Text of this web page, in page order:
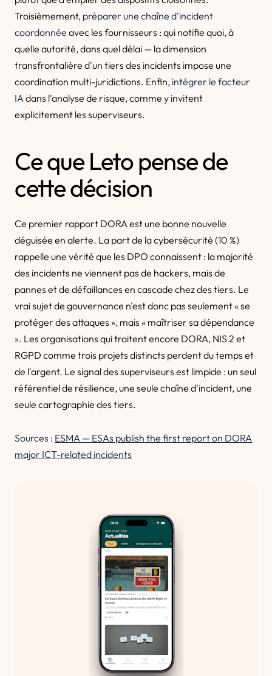
Troisièmement, préparer une chaîne d'incident
coordonnée avec les fournisseurs : qui notifie quoi, à
quelle autorité, dans quel délai — la dimension
transfrontalière d'un tiers des incidents impose une
coordination multi-juridictions. Enfin, intégrer le facteur
IAdans l'analyse de risque, comme y invitent
explicitement les superviseurs.
Ce que Leto pense de
cette décision
Ce premier rapport DORA est une bonne nouvelle
déguisée en alerte. La part de la cybersécurité (10 %)
rappelle une vérité que les DPO connaissent : la majorité
des incidents ne viennent pas de hackers, mais de
pannes et de défaillances en cascade chez des tiers. Le
vrai sujet de gouvernance n'est donc pas seulement « se
protéger des attaques », mais « maîtriser sa dépendance
». Les organisations qui traitent encore DORA, NIS 2 et
RGPD comme trois projets distincts perdent du temps et
de l'argent. Le signal des superviseurs est limpide : un seul
référentiel de résilience, une seule chaîne d'incident, une
seule cartographie des tiers.
Sources : ESMA — ESAs publish the first report on DORA
major ICT-related incidents